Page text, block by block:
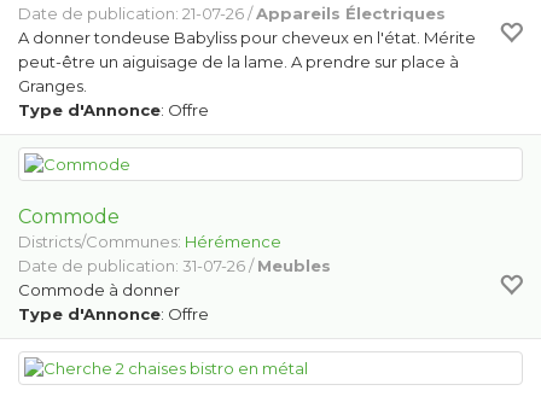
Date de publication: 21-07-26 /Appareils Électriques
A donner tondeuse Babyliss pour cheveux en l'état. Mérite
peut-être un aiguisage de la lame. A prendre sur place à
Granges.
Type d'Annonce: Offre
Commode
Districts/Communes: Hérémence
Date de publication: 31-07-26 /Meubles
Commode à donner
Type d'Annonce: Offre